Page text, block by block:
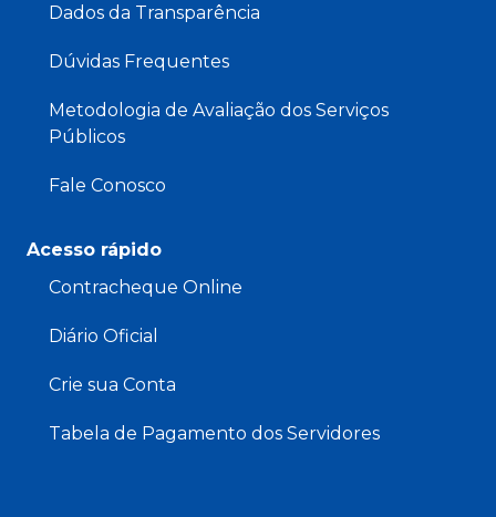
Dados da Transparência
Dúvidas Frequentes
Metodologia de Avaliação dos Serviços
Públicos
Fale Conosco
Acesso rápido
Contracheque Online
Diário Oficial
Crie sua Conta
Tabela de Pagamento dos Servidores